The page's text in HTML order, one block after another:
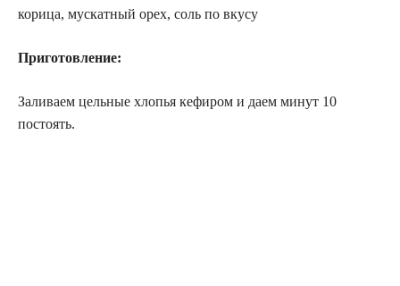
корица, мускатный орех, соль по вкусу
Приготовление:
Заливаем цельные хлопья кефиром и даем минут 10
постоять.